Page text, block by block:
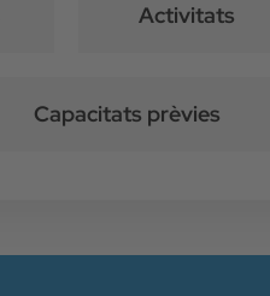
Activitats
Capacitats prèvies